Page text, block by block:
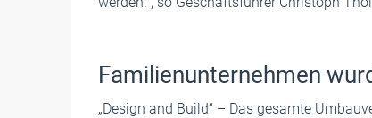
Familienunternehmen
„Design and Build“ – Das gesamte